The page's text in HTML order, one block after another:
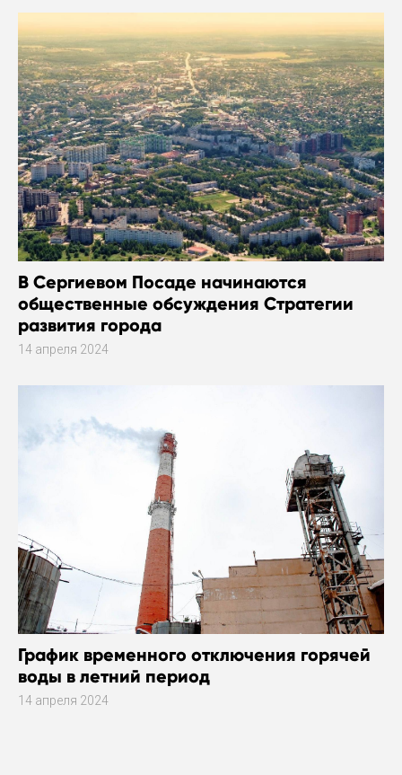
В Сергиевом Посаде начинаются
общественные обсуждения Стратегии
развития города
14 апреля 2024
График временного отключения горячей
воды в летний период
14 апреля 2024